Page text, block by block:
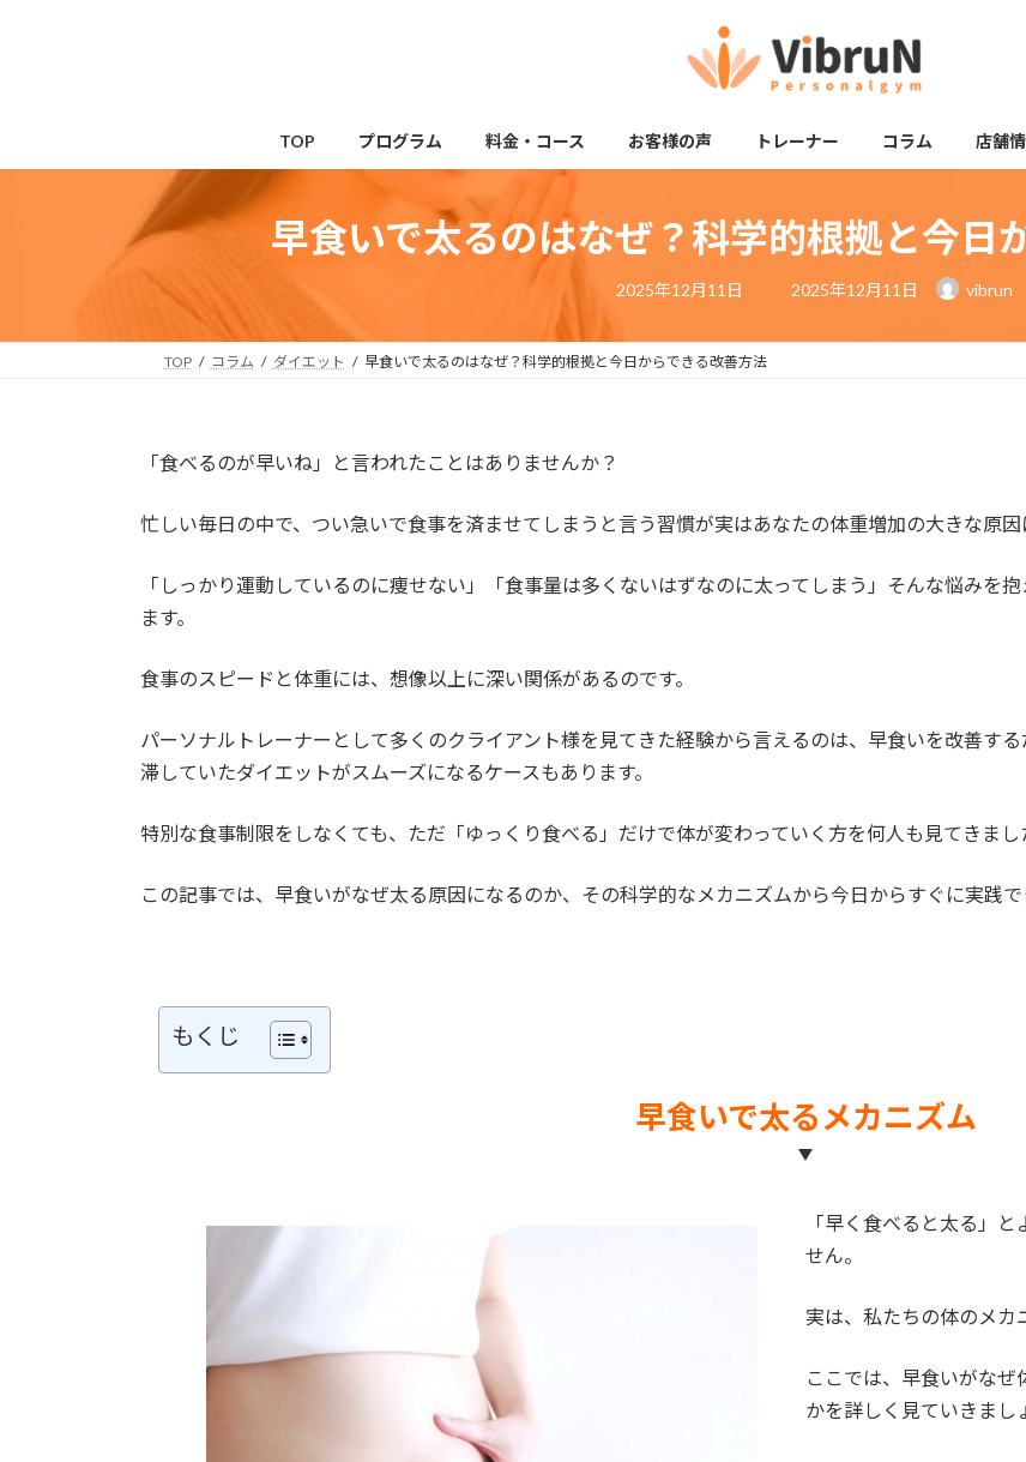
TOP プログラム 料金・コース お客様の声 トレーナー コラム 店舗
早食いで太るのはなぜ？科学的根拠と今日
2025年12月11日
最
終
日
2025年12月11日 vibrun
TOP コラム ダイエット 早食いで太るのはなぜ？科学的根拠と今日からできる改善方法
「食べるのが早いね」と言われたことはありませんか？
忙しい毎日の中で、つい急いで食事を済ませてしまうと言う習慣が実はあなたの体重増加の大きな原因
「しっかり運動しているのに痩せない」「食事量は多くないはずなのに太ってしまう」そんな悩みを
ます。
食事のスピードと体重には、想像以上に深い関係があるのです。
パーソナルトレーナーとして多くのクライアント様を見てきた経験から言えるのは、早食いを改善す
滞していたダイエットがスムーズになるケースもあります。
特別な食事制限をしなくても、ただ「ゆっくり食べる」だけで体が変わっていく方を何人も見てきまし
この記事では、早食いがなぜ太る原因になるのか、その科学的なメカニズムから今日からすぐに実践
もくじ
早食いで太るメカニズム
「早く食べると太る」
せん。
実は、私たちの体のメカ
ここでは、早食いがな
かを詳しく見ていきまし